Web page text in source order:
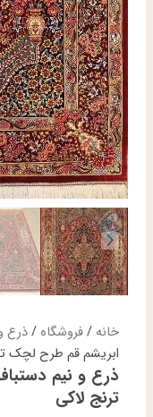
خانه /فروشگاه/ذرع و نیم
ابریشم قم طرح لچک
ذرع و نیم
ترنج لاکی